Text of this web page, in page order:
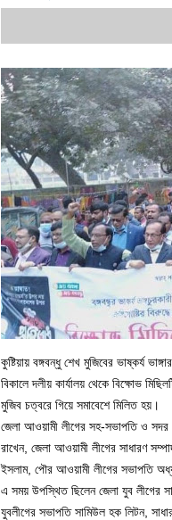
কুষ্টিয়ায় বঙ্গবন্ধু শেখ মুজিবের ভাষ্কর্য
বিকালে দলীয় কার্যালয় থেকে বিক্ষোভ
মুজিব চত্বরে গিয়ে সমাবেশে মিলিত হয়।
জেলা আওয়ামী লীগের সহ-সভাপতি ও সদর
রাখেন, জেলা আওয়ামী লীগের সাধারণ
ইসলাম, পৌর আওয়ামী লীগের সভাপতি
এ সময় উপস্থিত ছিলেন জেলা যুব লীগের
যুবলীগের সভাপতি সামিউল হক লিটন,